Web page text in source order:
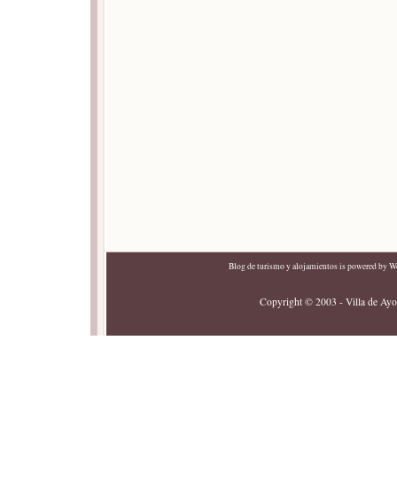
Blog de turismo y alojamientosis powered by
Copyright © 2003 - Villa de